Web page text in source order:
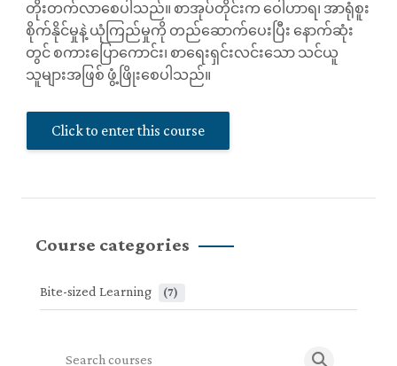
တိုးတက်လာစေပါသည်။ စာအုပ်တိုင်းက ဝေါဟာရ၊ အာရုံစူး
စိုက်နိုင်မှုနဲ့ ယုံကြည်မှုကို တည်ဆောက်ပေးပြီး နောက်ဆုံး
တွင် စကားပြောကောင်း၊ စာရေးရှင်းလင်းသော သင်ယူ
သူများအဖြစ် ဖွံ့ဖြိုးစေပါသည်။
Click to enter this course
Course categories
Bite-sized Learning (7)